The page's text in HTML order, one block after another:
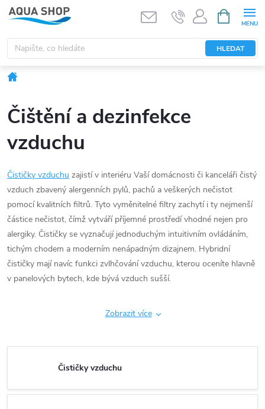
Přejít
na
obsah
HLEDAT
NÁKUPNÍ
KOŠÍK
Čištění a dezinfekce
vzduchu
Čističky vzduchu zajistí v interiéru Vaší domácnosti či kanceláři čistý
vzduch zbavený alergenních pylů, pachů a veškerých nečistot
pomocí kvalitních filtrů. Tyto vyměnitelné filtry zachytí i ty nejmenší
částice nečistot, čímž vytváří příjemné prostředí vhodné nejen pro
alergiky. Čističky se vyznačují jednoduchým intuitivním ovládáním,
tichým chodem a moderním nenápadným dizajnem. Hybridní
čističky mají navíc funkci zvlhčování vzduchu, kterou oceníte hlavně
v panelových bytech, kde bývá vzduch sušší.
Zobrazit více
Čističky vzduchu